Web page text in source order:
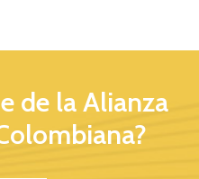
de la Alianza